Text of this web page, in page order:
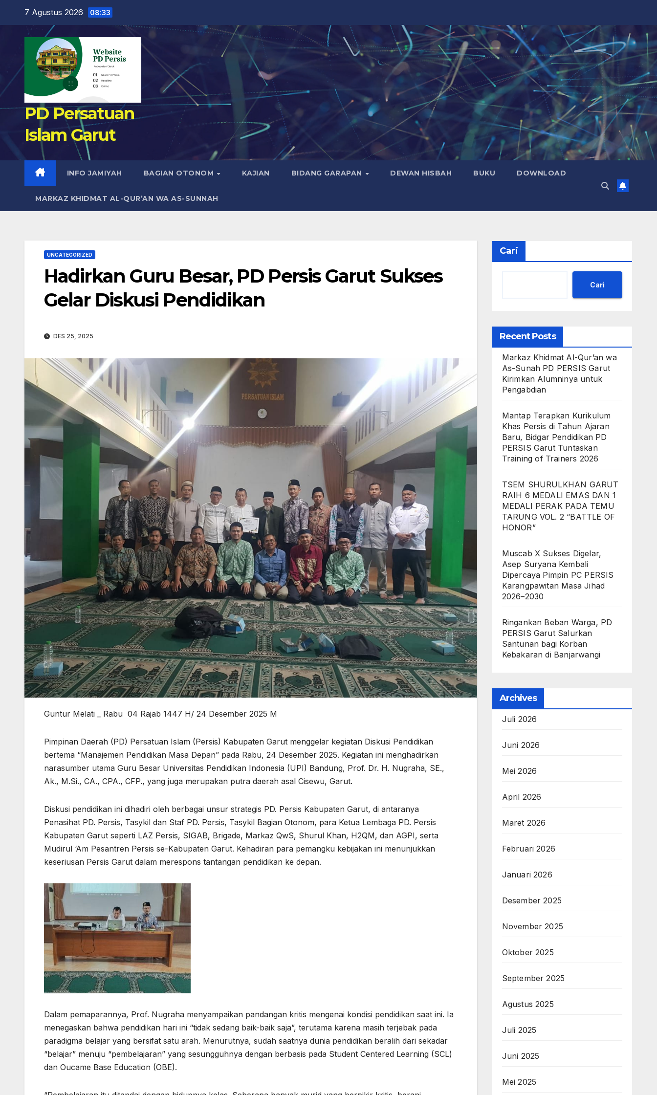
content
7 Agustus 2026 08:33
PD Persatuan
Islam Garut
INFO JAMIYAH BAGIAN OTONOM KAJIAN BIDANG GARAPAN DEWAN HISBAH BUKU DOWNLOAD
MARKAZ KHIDMAT AL-QUR’AN WA AS-SUNNAH
UNCATEGORIZED
Hadirkan Guru Besar, PD Persis Garut Sukses
Gelar Diskusi Pendidikan
DES 25, 2025
Guntur Melati _ Rabu 04 Rajab 1447 H/ 24 Desember 2025 M
Pimpinan Daerah (PD) Persatuan Islam (Persis) Kabupaten Garut menggelar kegiatan Diskusi Pendidikan
bertema “Manajemen Pendidikan Masa Depan” pada Rabu, 24 Desember 2025. Kegiatan ini menghadirkan
narasumber utama Guru Besar Universitas Pendidikan Indonesia (UPI) Bandung, Prof. Dr. H. Nugraha, SE.,
Ak., M.Si., CA., CPA., CFP., yang juga merupakan putra daerah asal Cisewu, Garut.
Diskusi pendidikan ini dihadiri oleh berbagai unsur strategis PD. Persis Kabupaten Garut, di antaranya
Penasihat PD. Persis, Tasykil dan Staf PD. Persis, Tasykil Bagian Otonom, para Ketua Lembaga PD. Persis
Kabupaten Garut seperti LAZ Persis, SIGAB, Brigade, Markaz QwS, Shurul Khan, H2QM, dan AGPI, serta
Mudirul ‘Am Pesantren Persis se-Kabupaten Garut. Kehadiran para pemangku kebijakan ini menunjukkan
keseriusan Persis Garut dalam merespons tantangan pendidikan ke depan.
Dalam pemaparannya, Prof. Nugraha menyampaikan pandangan kritis mengenai kondisi pendidikan saat ini. Ia
menegaskan bahwa pendidikan hari ini “tidak sedang baik-baik saja”, terutama karena masih terjebak pada
paradigma belajar yang bersifat satu arah. Menurutnya, sudah saatnya dunia pendidikan beralih dari sekadar
“belajar” menuju “pembelajaran” yang sesungguhnya dengan berbasis pada Student Centered Learning (SCL)
dan Oucame Base Education (OBE).
Cari
Cari
Recent Posts
Markaz Khidmat Al-Qur’an wa
As-Sunah PD PERSIS Garut
Kirimkan Alumninya untuk
Pengabdian
Mantap Terapkan Kurikulum
Khas Persis di Tahun Ajaran
Baru, Bidgar Pendidikan PD
PERSIS Garut Tuntaskan
Training of Trainers 2026
TSEM SHURULKHAN GARUT
RAIH 6 MEDALI EMAS DAN 1
MEDALI PERAK PADA TEMU
TARUNG VOL. 2 “BATTLE OF
HONOR”
Muscab X Sukses Digelar,
Asep Suryana Kembali
Dipercaya Pimpin PC PERSIS
Karangpawitan Masa Jihad
2026–2030
Ringankan Beban Warga, PD
PERSIS Garut Salurkan
Santunan bagi Korban
Kebakaran di Banjarwangi
Archives
Juli 2026
Juni 2026
Mei 2026
April 2026
Maret 2026
Februari 2026
Januari 2026
Desember 2025
November 2025
Oktober 2025
September 2025
Agustus 2025
Juli 2025
Juni 2025
Mei 2025